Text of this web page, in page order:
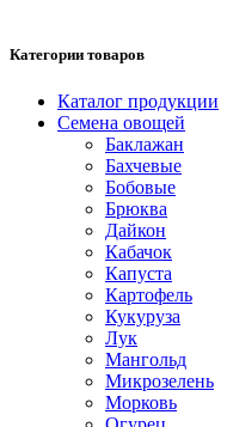
Категории товаров
Каталог продукции
Семена овощей
Баклажан
Бахчевые
Бобовые
Брюква
Дайкон
Кабачок
Капуста
Картофель
Кукуруза
Лук
Мангольд
Микрозелень
Морковь